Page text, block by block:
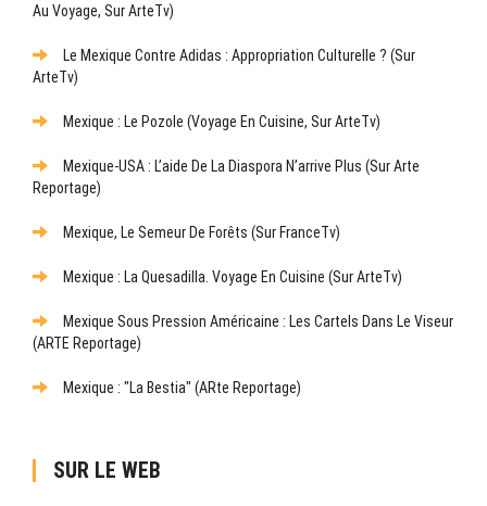
Au Voyage, Sur ArteTv)
Le Mexique Contre Adidas : Appropriation Culturelle ? (sur
ArteTv)
Mexique : Le Pozole (Voyage En Cuisine, Sur ArteTv)
Mexique-USA : L’aide De La Diaspora N’arrive Plus (sur Arte
Reportage)
Mexique, Le Semeur De Forêts (sur FranceTv)
Mexique : La Quesadilla. Voyage En Cuisine (sur ArteTv)
Mexique Sous Pression Américaine : Les Cartels Dans Le Viseur
(ARTE Reportage)
Mexique : "La Bestia" (ARte Reportage)
SUR LE WEB